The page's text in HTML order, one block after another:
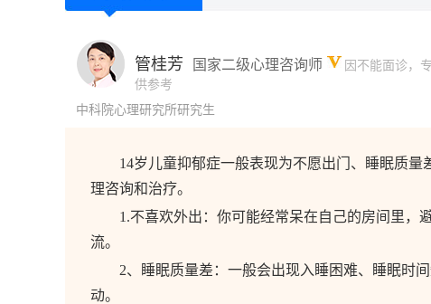
管桂芳 国家二级心理咨询师
因不能面诊，
供参考
中科院心理研究所研究生
14岁儿童抑郁症一般表现为不愿出门、睡眠质
理咨询和治疗。
1.不喜欢外出：你可能经常呆在自己的房间里，
流。
2、睡眠质量差：一般会出现入睡困难、睡眠时
动。